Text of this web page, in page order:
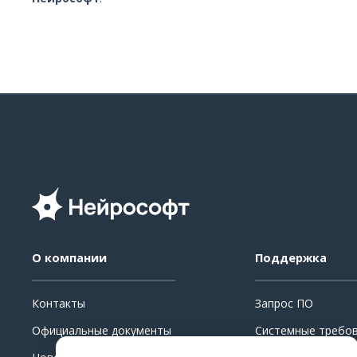
О компании
Контакты
Официальные документы
Поддержка
Запрос ПО
Системные